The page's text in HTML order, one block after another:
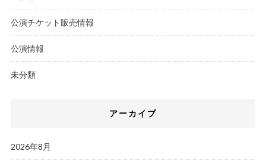
公演チケット販売情報
公演情報
未分類
アーカイブ
2026年8月